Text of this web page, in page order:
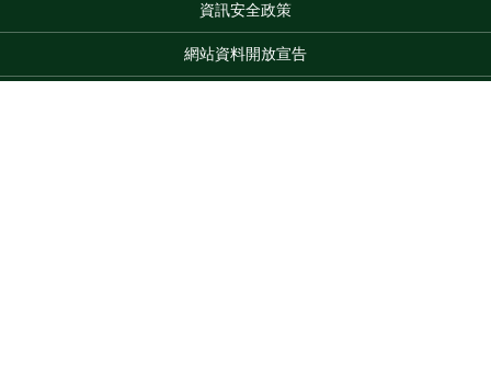
資訊安全政策
網站資料開放宣告